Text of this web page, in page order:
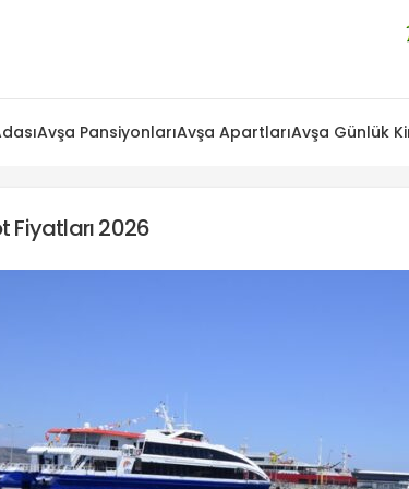
Avşa PansiyonlarıAvşa ApartlarıAvşa Günlük
Fiyatları 2026